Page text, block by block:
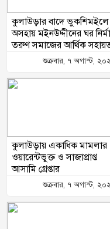
কুলাউড়ার বাদে ভুকশিমইলে
অসহায় মইনউদ্দীনের ঘর
তরুণ সমাজের আর্থিক
শুক্রবার, ৭ অগাস্ট,
কুলাউড়ায় একাধিক মামলার
ওয়ারেন্টভুক্ত ও সাজাপ্রাপ্ত
আসামি গ্রেপ্তার
শুক্রবার, ৭ অগাস্ট,